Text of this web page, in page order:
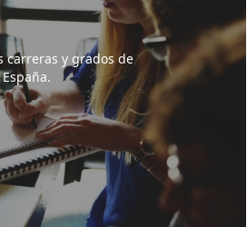
carreras y grados de